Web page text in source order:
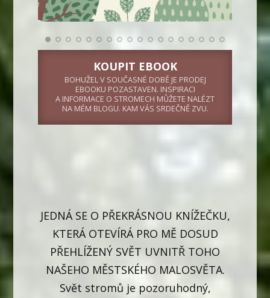
KOUPIT EBOOK
BOHUŽEL V SOUČASNÉ DOBĚ JE PRODEJ
EBOOKU POZASTAVEN. INSPIRACI
A INFORMACE O STROMECH MŮŽETE NALÉZT
NA MÉM BLOGU. KAM VÁS SRDEČNĚ ZVU.
JEDNÁ SE O PŘEKRÁSNOU KNÍŽEČKU,
KTERÁ OTEVÍRÁ PRO MĚ DOSUD
PŘEHLÍŽENÝ SVĚT UVNITŘ TOHO
NAŠEHO MĚSTSKÉHO MALOSVĚTA.
Svět stromů je pozoruhodný,